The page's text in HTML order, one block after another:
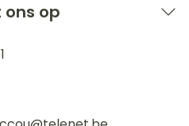
op